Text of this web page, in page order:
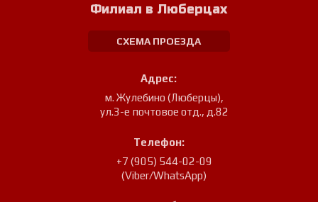
Филиал в Люберцах
СХЕМА ПРОЕЗДА
Адрес:
м. Жулебино (Люберцы),
ул.3-е почтовое отд., д.82
Телефон:
+7 (905) 544-02-09
(Viber/WhatsApp)